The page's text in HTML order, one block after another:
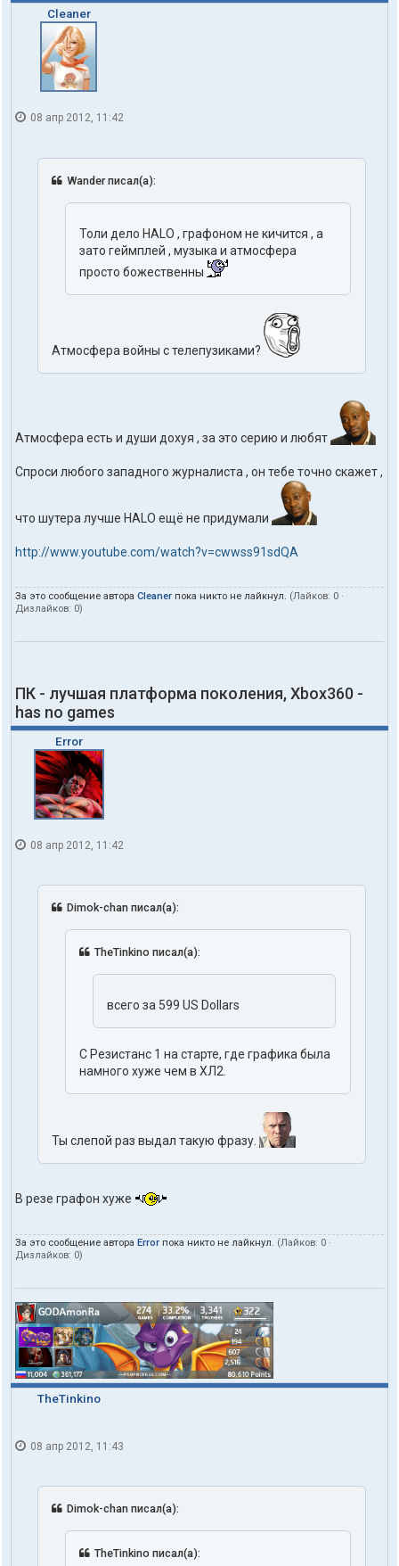
Cleaner
08 апр 2012, 11:42
Wander писал(а):
Толи дело HALO , графоном не кичится , а
зато геймплей , музыка и атмосфера
просто божественны
Атмосфера войны с телепузиками?
Атмосфера есть и души дохуя , за это серию и любят
Спроси любого западного журналиста , он тебе точно скажет ,
что шутера лучше HALO ещё не придумали
http://www.youtube.com/watch?v=cwwss91sdQA
За это сообщение автора Cleaner пока никто не лайкнул. (Лайков: 0 ·
Дизлайков: 0)
ПК - лучшая платформа поколения, Xbox360 -
has no games
Error
08 апр 2012, 11:42
Dimok-chan писал(а):
TheTinkino писал(а):
всего за 599 US Dollars
С Резистанс 1 на старте, где графика была
намного хуже чем в ХЛ2.
Ты слепой раз выдал такую фразу.
В резе графон хуже
За это сообщение автора Error пока никто не лайкнул. (Лайков: 0 ·
Дизлайков: 0)
TheTinkino
08 апр 2012, 11:43
Dimok-chan писал(а):
TheTinkino писал(а):